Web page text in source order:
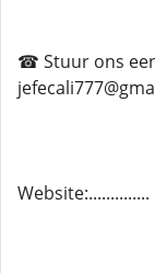
☎ Stuur ons